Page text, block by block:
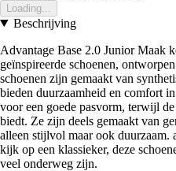
Loading...
Beschrijving
Advantage Base 2.0 Junior Maak
geïnspireerde schoenen,
schoenen zijn gemaakt van
bieden duurzaamheid en comfort
voor een goede pasvorm, terwijl
biedt. Ze zijn deels gemaakt van
alleen stijlvol maar ook duurzaam.
kijk op een klassieker, deze
veel onderweg zijn.